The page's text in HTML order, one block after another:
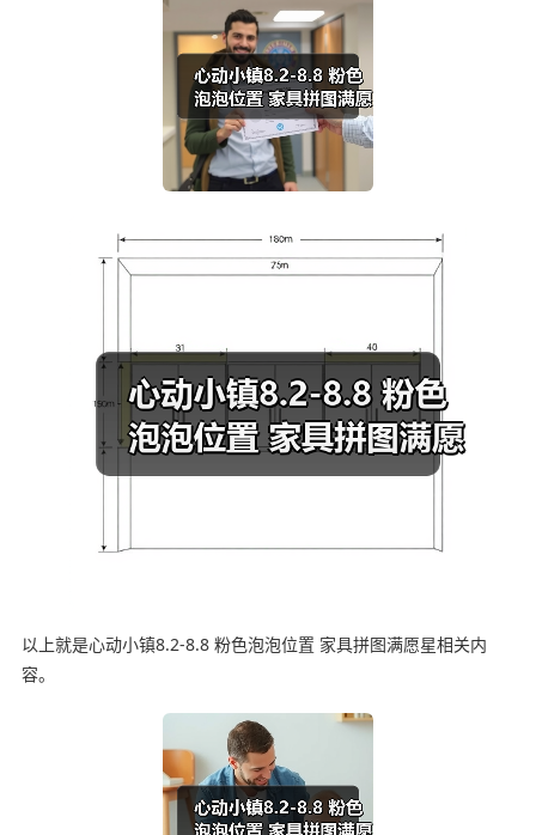
以上就是心动小镇8.2-8.8 粉色泡泡位置 家具拼图满愿星相关内
容。